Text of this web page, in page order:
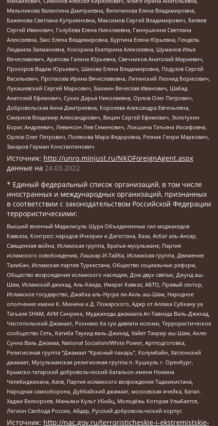
Мельникова Валентина Дмитриевна, Вититинова Елена Владимировна,
Баженова Светлана Куприяновна, Максимов Сергей Владимирович, Беляев
Сергей Иванович, Голубева Елена Николаевна, Ганнушкина Светлана
Алексеевна, Закс Елена Владимировна, Буртина Елена Юрьевна, Гендель
Людмила Залмановна, Кокорина Екатерина Алексеевна, Шуманов Илья
Вячеславович, Арапова Галина Юрьевна, Свечников Анатолий Мариевич,
Прохоров Вадим Юрьевич, Шахова Елена Владимировна, Подузов Сергей
Васильевич, Протасова Ирина Вячеславовна, Литинский Леонид Борисович,
Лукашевский Сергей Маркович, Бахмин Вячеслав Иванович, Шабад
Анатолий Ефимович, Сухих Дарья Николаевна, Орлов Олег Петрович,
Добровольская Анна Дмитриевна, Королева Александра Евгеньевна,
Смирнов Владимир Александрович, Вицин Сергей Ефимович, Золотухин
Борис Андреевич, Левинсон Лев Семенович, Локшина Татьяна Иосифовна,
Орлов Олег Петрович, Полякова Мара Федоровна, Резник Генри Маркович,
Захаров Герман Константинович
Источник: http://unro.minjust.ru/NKOForeignAgent.aspx
данные на 24.03.2022
* Единый федеральный список организаций, в том числе
иностранных и международных организаций, признанных
в соответствии с законодательством Российской Федерации
террористическими:
Высший военный Маджлисуль Шура Объединенных сил моджахедов
Кавказа, Конгресс народов Ичкерии и Дагестана, База, Асбат аль-Ансар,
Священная война, Исламская группа, Братья-мусульмане, Партия
исламского освобождения, Лашкар-И-Тайба, Исламская группа, Движение
Талибан, Исламская партия Туркестана, Общество социальных реформ,
Общество возрождения исламского наследия, Дом двух святых, Джунд аш-
Шам, Исламский джихад, Аль-Каида, Имарат Кавказ, АБТО, Правый сектор,
Исламское государство, Джабха аль-Нусра ли-Ахль аш-Шам, Народное
ополчение имени К. Минина и Д. Пожарского, Аджр от Аллаха Субхану уа
Тагьаля SHAM, АУМ Синрике, Муджахеды джамаата Ат-Тавхида Валь-Джихад,
Чистопольский Джамаат, Рохнамо ба суи давлати исломи, Террористическое
сообщество Сеть, Катиба Таухид валь-Джихад, Хайят Тахрир аш-Шам, Ахлю
Сунна Валь Джамаа, National Socialism/White Power, Артподготовка,
Религиозная группа “Джамаат “Красный пахарь”, Колумбайн, Хатлонский
джамаат, Мусульманская религиозная группа п. Кушкуль г. Оренбург,
Крымско-татарский добровольческий батальон имени Номана
Челебиджихана, Азов, Партия исламского возрождения Таджикистана,
Народная самооборона, Дуббайский джамаат, московская ячейка, Батал-
Хаджи Белхороев, Маньяки Культ Убийц, Молодёжь Которая Улыбается,
Легион Свобода России, Айдар, Русский добровольческий корпус
Источник: http://nac.gov.ru/terroristicheskie-i-ekstremistskie-